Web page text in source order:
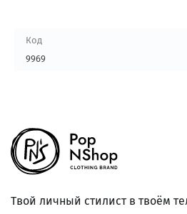
Код
9969
Твой личный стилист в твоём